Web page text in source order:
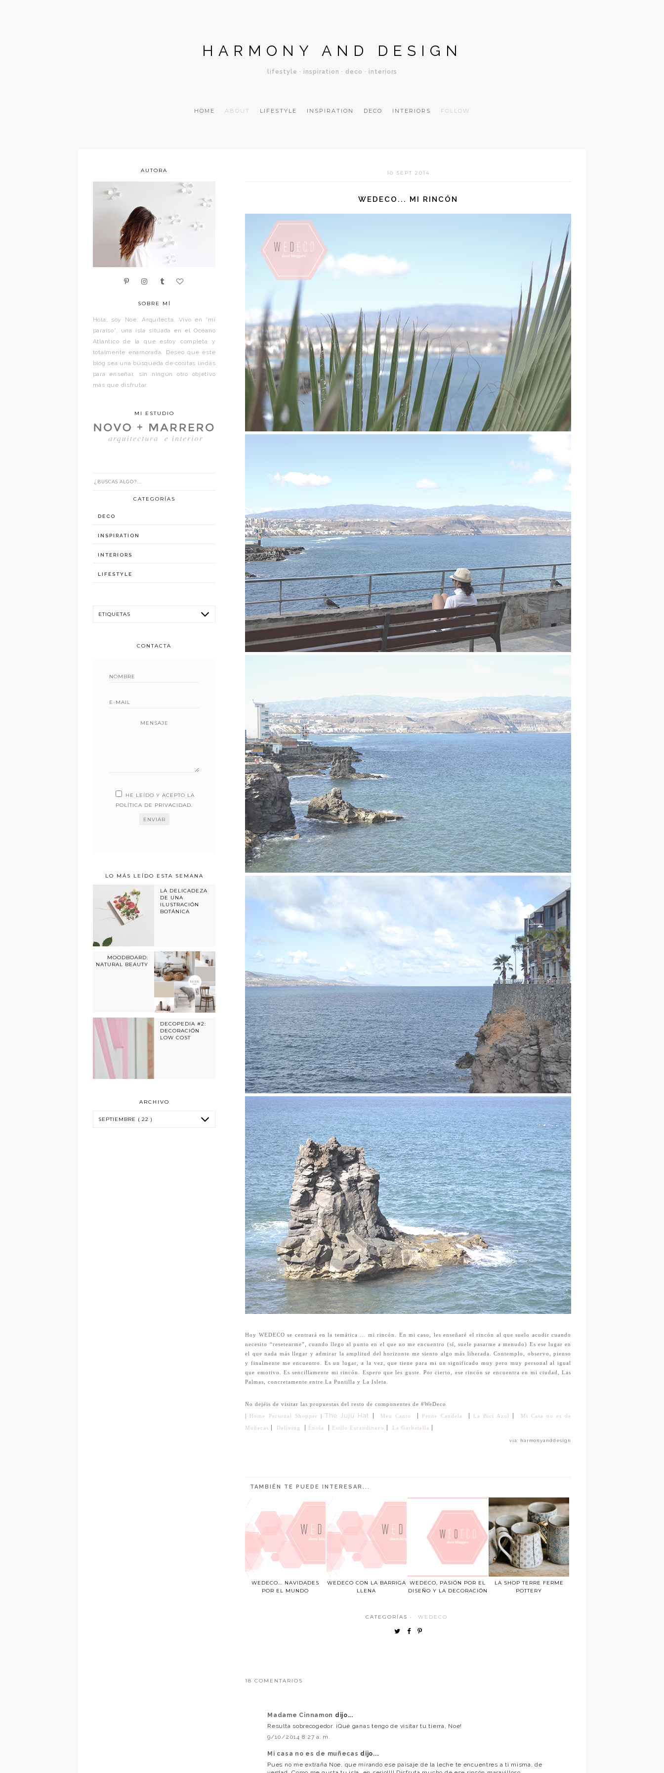
HARMONY AND DESIGN
lifestyle · inspiration · deco · interiors
HOME ABOUT LIFESTYLE INSPIRATION DECO INTERIORS FOLLOW
10 SEPT 2014
WEDECO... MI RINCÓN
Hoy WEDECO se centrará en la temática ... mi rincón. En mi caso, les enseñaré el rincón al que suelo acudir cuando
necesito “resetearme”, cuando llego al punto en el que no me encuentro (sí, suele pasarme a menudo) Es ese lugar en
el que nada más llegar y admirar la amplitud del horizonte me siento algo más liberada. Contemplo, observo, pienso
y finalmente me encuentro. Es un lugar, a la vez, que tiene para mi un significado muy pero muy personal al igual
que emotivo. Es sencillamente mi rincón. Espero que les guste. Por cierto, ese rincón se encuentra en mi ciudad, Las
Palmas, concretamente entre La Puntilla y La Isleta.
No dejéis de visitar las propuestas del resto de componentes de #WeDeco
Home Personal Shopper The Juju Hat Meu Canto Petite Candela La Bici Azul Mi Casa no es de
Muñecas Deliving Énola Estilo Escandinavo La Garbatella
vía: harmonyanddesign
TAMBIÉN TE PUEDE INTERESAR...
WEDECO... NAVIDADES
POR EL MUNDO
WEDECO CON LA BARRIGA
LLENA
WEDECO, PASIÓN POR EL
DISEÑO Y LA DECORACIÓN
LA SHOP TERRE FERME
POTTERY
CATEGORÍAS · WEDECO
18 COMENTARIOS
Madame Cinnamon dijo...
Resulta sobrecogedor. ¡Qué ganas tengo de visitar tu tierra, Noe!
9/10/2014 8:27 a. m.
Mi casa no es de muñecas dijo...
Pues no me extraña Noe, que mirando ese paisaje de la leche te encuentres a ti misma, de
AUTORA
SOBRE MÍ
Hola, soy Noe. Arquitecta. Vivo en “mi
paraíso”, una isla situada en el Océano
Atlántico de la que estoy completa y
totalmente enamorada. Deseo que este
blog sea una búsqueda de cositas lindas
para enseñar, sin ningún otro objetivo
más que disfrutar.
MI ESTUDIO
CATEGORÍAS
DECO
INSPIRATION
INTERIORS
LIFESTYLE
CONTACTA
MENSAJE
HE LEÍDO Y ACEPTO LA
POLÍTICA DE PRIVACIDAD.
LO MÁS LEÍDO ESTA SEMANA
LA DELICADEZA
DE UNA
ILUSTRACIÓN
BOTÁNICA
MOODBOARD:
NATURAL BEAUTY
DECOPEDIA #2:
DECORACIÓN
LOW COST
ARCHIVO